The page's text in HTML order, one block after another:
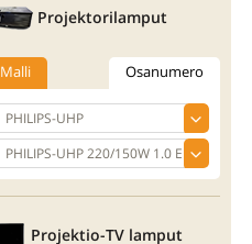
Projektorilamput
Malli Osanumero
Projektio-TV lamput